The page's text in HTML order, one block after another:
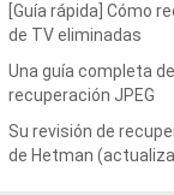
[Guía rápida] Cómo
de TV eliminadas
Una guía completa
recuperación JPEG
Su revisión de
de Hetman